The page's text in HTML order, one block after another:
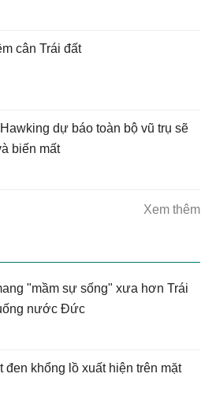
cân Trái đất
dự báo toàn bộ vũ trụ sẽ
biến mất
Xem thêm
"mầm sự sống" xưa hơn Trái
nước Đức
đen khổng lồ xuất hiện trên mặt